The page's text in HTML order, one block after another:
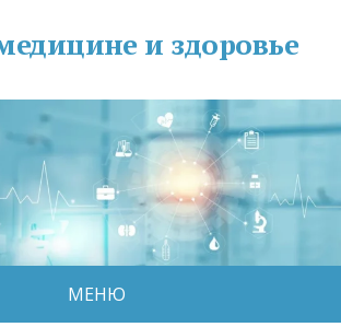
и здоровье
МЕНЮ